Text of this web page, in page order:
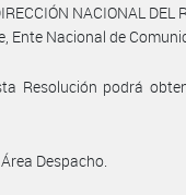
NACIONAL DEL
Ente Nacional de
Resolución podrá
Despacho.